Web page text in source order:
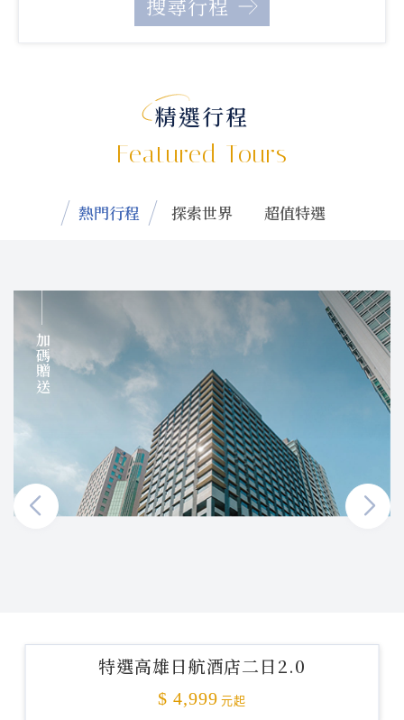
精選行程
Featured Tours
熱門行程 探索世界 超值特選
加碼贈送
特選高雄日航酒店二日2.0
$ 4,999 元起